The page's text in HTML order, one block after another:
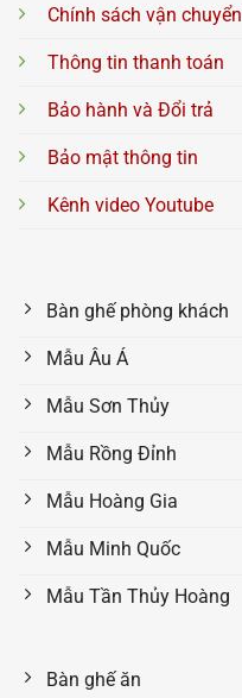
Chính sách vận chuyển
Thông tin thanh toán
Bảo hành và Đổi trả
Bảo mật thông tin
Kênh video Youtube
Bàn ghế phòng khách
Mẫu Âu Á
Mẫu Sơn Thủy
Mẫu Rồng Đỉnh
Mẫu Hoàng Gia
Mẫu Minh Quốc
Mẫu Tần Thủy Hoàng
Bàn ghế ăn